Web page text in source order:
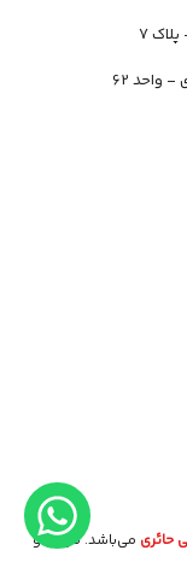
62
حائری می‌باشد. طراحی و